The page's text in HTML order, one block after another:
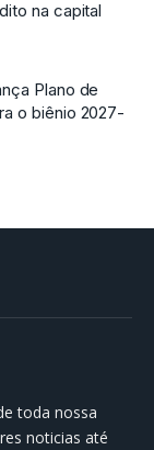
na capital
Plano de
o biênio 2027-
toda nossa
noticias até